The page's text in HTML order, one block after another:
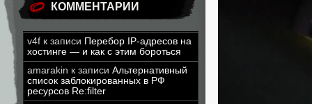
КОММЕНТАРИИ
v4f к записи Перебор IP-адресов на
хостинге — и как с этим бороться
amarakin к записи Альтернативный
список заблокированных в РФ
ресурсов Re:filter